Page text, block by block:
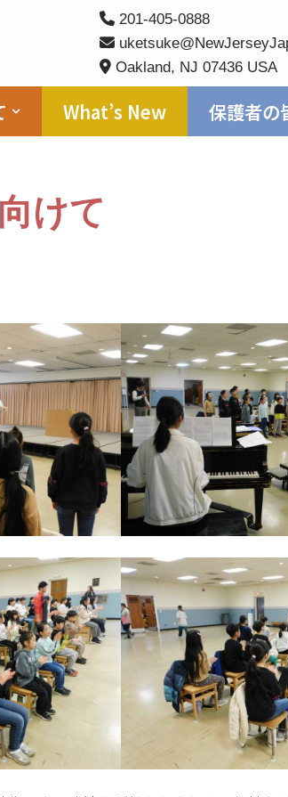
201-405-0888
Oakland, NJ 07436 USA
What’s New 保護者の
けて